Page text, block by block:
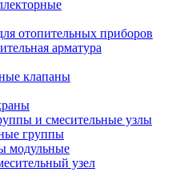
отопительных приборов
арматура
клапаны
и смесительные узлы
группы
модульные
узел